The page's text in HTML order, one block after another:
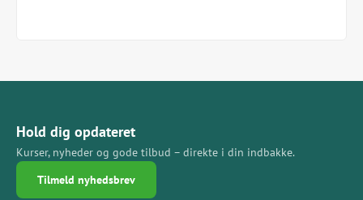
40 titanskruer Ø 2,7 mm (fra 10 - 40 mm), lyseblå
5 TPLO-låseplader, højre (størrelse M - XXXL),
magenta
5 TPLO-låseplader, venstre (størrelse M - XXXL),
magenta
Hold dig opdateret
Kurser, nyheder og gode tilbud – direkte i din indbakke.
Tilmeld nyhedsbrev